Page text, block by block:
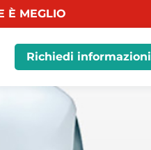
È MEGLIO
Richiedi informazioni